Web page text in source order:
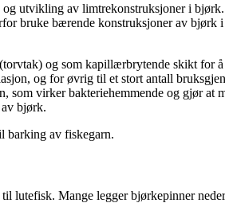
utvikling av limtrekonstruksjoner i
bruke bærende konstruksjoner av bjørk
og som kapillærbrytende skikt for
og for øvrig til et stort antall
som virker bakteriehemmende og gjør at
bjørk.
barking av fiskegarn.
lutefisk. Mange legger bjørkepinner